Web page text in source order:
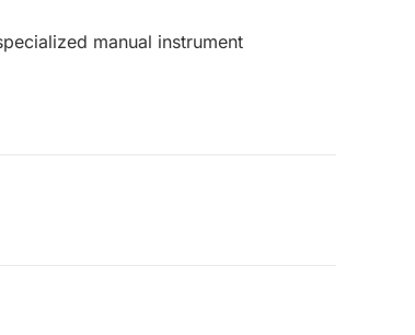
manual instrument